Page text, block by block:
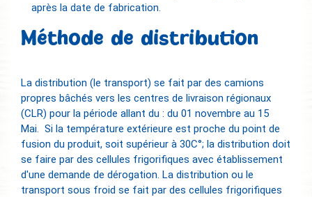
après la date de fabrication.
Méthode de distribution
La distribution (le transport) se fait par des camions
propres bâchés vers les centres de livraison régionaux
(CLR) pour la période allant du : du 01 novembre au 15
Mai. Si la température extérieure est proche du point de
fusion du produit, soit supérieur à 30C°; la distribution doit
se faire par des cellules frigorifiques avec établissement
d'une demande de dérogation. La distribution ou le
transport sous froid se fait par des cellules frigorifiques